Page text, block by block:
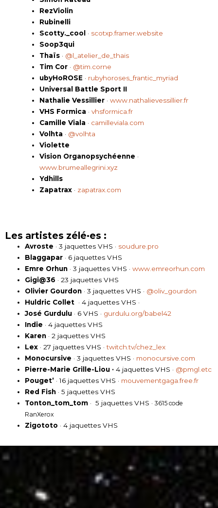
RezViolin
Rubinelli
Scotty._cool
· scotxp.framer.website
Soop3qui
Thaïs · @l_atelier_de_thais
Tim Cor · @tim.corne
ubyHoROSE · rubyhoroses_frantic_myriad
Universal Battle Sport II
Nathalie Vessillier ·www.nathalievessillier.fr
VHS Formica ·vhsformica.fr
Camille Viala · camilleviala.com
Volhta · @volhta
Violette
Vision Organopsychéenne ·
www.brumeallegrini.xyz
Ydhills
Zapatrax · zapatrax.com
Les artistes zélé·es :
Avroste · 3 jaquettes VHS · soudure.pro
Blaggapar · 6 jaquettes VHS
Emre Orhun · 3 jaquettes VHS ·www.emreorhun.com
Gigi@36 · 23 jaquettes VHS
Olivier Gourdon · 3 jaquettes VHS · @oliv_gourdon
Huldric Collet · 4 jaquettes VHS ·
José Gurdulu · 6 VHS · gurdulu.org/babel42
Indie · 4 jaquettes VHS
Karen · 2 jaquettes VHS
Lex · 27 jaquettes VHS ·twitch.tv/chez_lex
Monocursive · 3 jaquettes VHS · monocursive.com
Pierre-Marie Grille-Liou ·4 jaquettes VHS · @pmgl.etc
Pouget’ · 16 jaquettes VHS · mouvementgaga.free.fr
Red Fish · 5 jaquettes VHS
Tonton_tom_tom · 5 jaquettes VHS ·3615 code
RanXerox
Zigototo · 4 jaquettes VHS